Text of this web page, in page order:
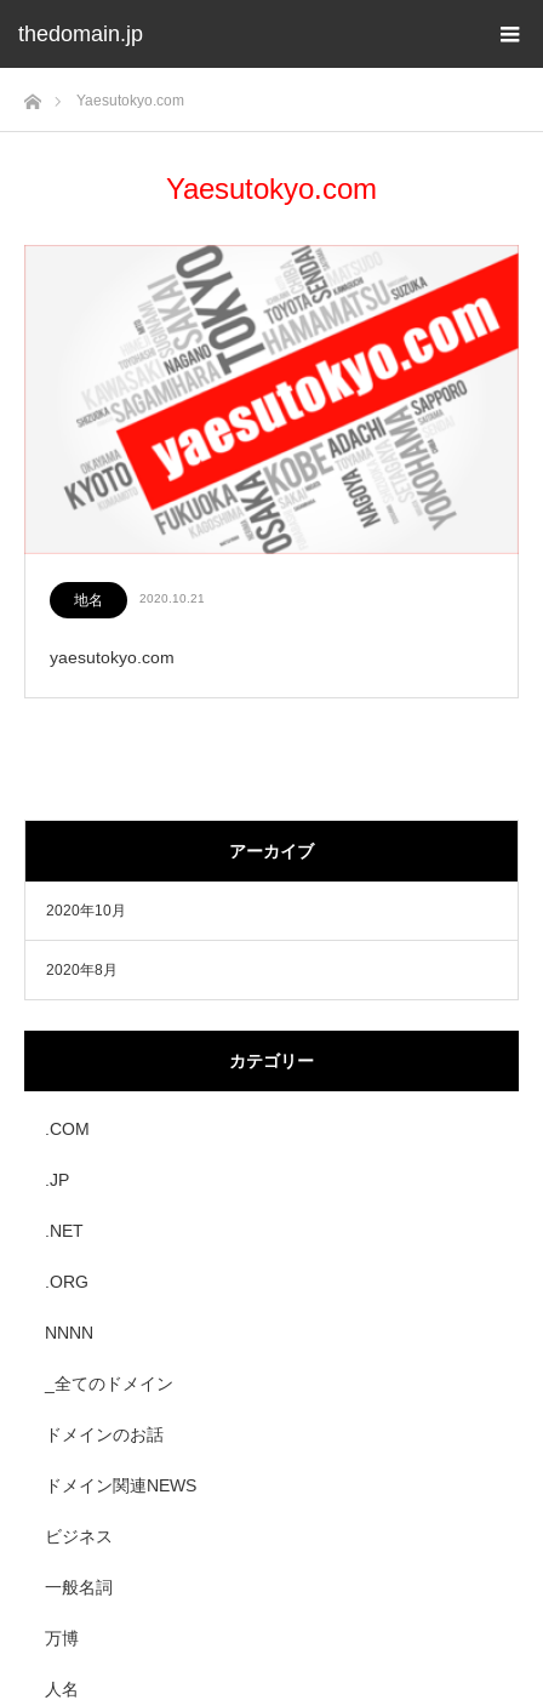
thedomain.jp
ホームYaesutokyo.com
Yaesutokyo.com
地名 2020.10.21
yaesutokyo.com
アーカイブ
2020年10月
2020年8月
カテゴリー
.COM
.JP
.NET
.ORG
NNNN
_全てのドメイン
ドメインのお話
ドメイン関連NEWS
ビジネス
一般名詞
万博
人名